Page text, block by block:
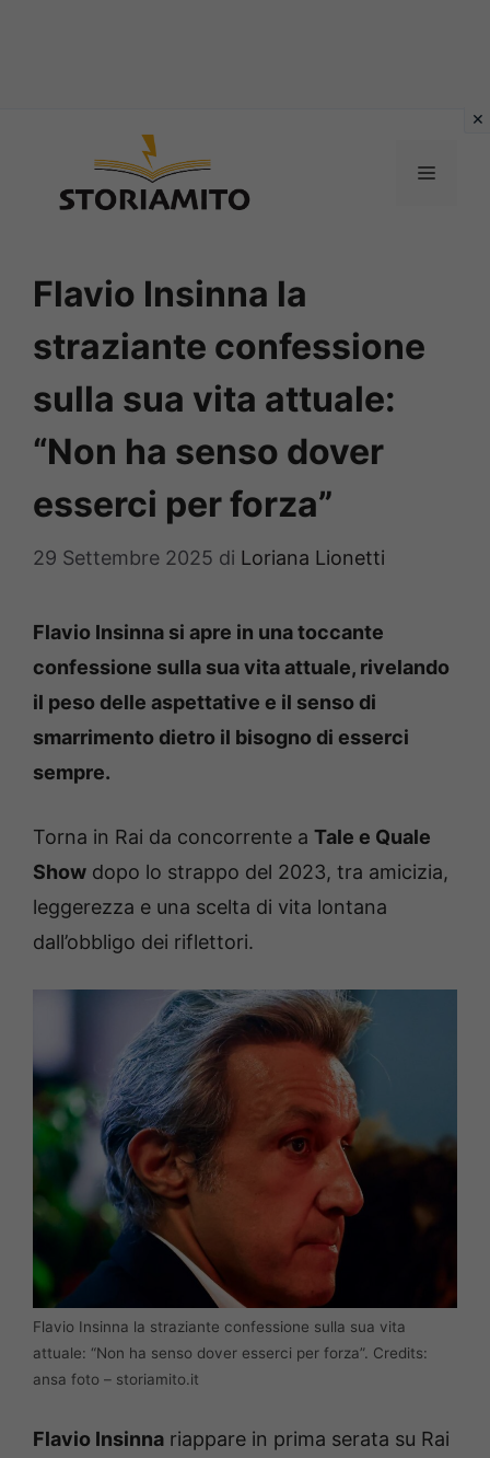
contenuto
MENU
Flavio Insinna la
straziante confessione
sulla sua vita attuale:
“Non ha senso dover
esserci per forza”
29 Settembre 2025 di Loriana Lionetti
Flavio Insinna si apre in una toccante
confessione sulla sua vita attuale, rivelando
il peso delle aspettative e il senso di
smarrimento dietro il bisogno di esserci
sempre.
Torna in Rai da concorrente a Tale e Quale
Show dopo lo strappo del 2023, tra amicizia,
leggerezza e una scelta di vita lontana
dall’obbligo dei riflettori.
Flavio Insinna la straziante confessione sulla sua vita
attuale: “Non ha senso dover esserci per forza”. Credits:
ansa foto – storiamito.it
Flavio Insinna riappare in prima serata su Rai